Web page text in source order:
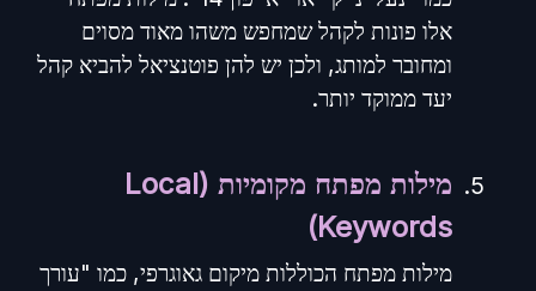
אלו פונות לקהל שמחפש משהו מאוד מסוים
ומחובר למותג, ולכן יש להן פוטנציאל להביא קהל
יעד ממוקד יותר.
מילות מפתח מקומיות (Local
Keywords)
מילות מפתח הכוללות מיקום גאוגרפי, כמו "עורך